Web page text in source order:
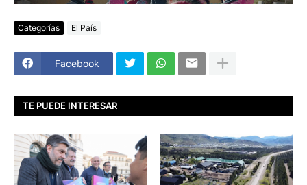
Categorías El País
Facebook
TE PUEDE INTERESAR